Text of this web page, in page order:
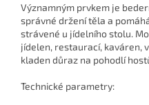
Významným prvkem je
správné držení těla a
strávené u jídelního stolu.
jídelen, restaurací, kaváren,
kladen důraz na pohodlí
Technické parametry: